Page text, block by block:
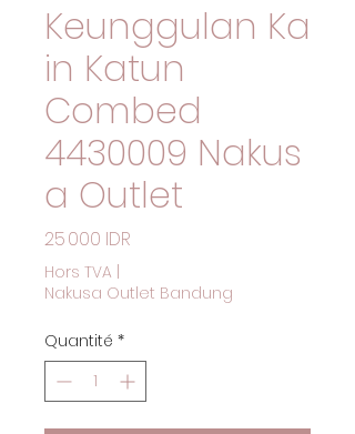
Keunggulan Ka
in Katun
Combed
4430009 Nakus
a Outlet
25 000 IDR
Hors TVA
Nakusa Outlet Bandung
Quantité *